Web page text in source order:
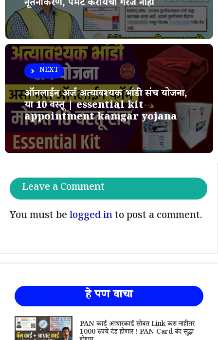
नूतनीकरण, पेमेंट करायची गरज नाही
NEXT
ऑनलाईन अर्ज अत्यावश्यक भांडी संच योजना,
या 10 वस्तू | essential kit
appointment kamgar yojana
Leave a Comment
You must belogged into post a comment.
हे पण वाचा
PAN कार्ड आधारकार्ड सोबत Link करा नाहीतर
1000 रुपये दंड होणार ! PAN Card बंद सुद्धा